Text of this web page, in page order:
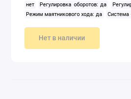
нет
Регулировка оборотов: да
Режим маятникового хода: да
Система
Нет в наличии